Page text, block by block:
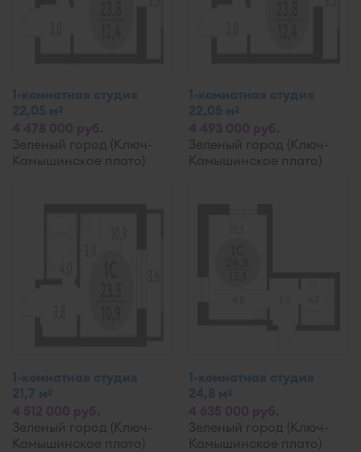
1-комнатная студия
22,05 м2
Зеленый город (Ключ-
Камышинское плато)
1-комнатная студия
22,05 м2
Зеленый город (Ключ-
Камышинское плато)
1-комнатная студия
21,7 м2
Зеленый город (Ключ-
Камышинское плато)
1-комнатная студия
24,8 м2
Зеленый город (Ключ-
Камышинское плато)